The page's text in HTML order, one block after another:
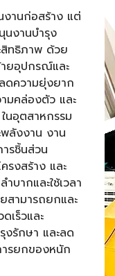
งานก่อสร้าง แต่
งานบำรุง
สิทธิภาพ ด้วย
ายอุปกรณ์และ
ดความยุ่งยาก
มคล่องตัว และ
นอุตสาหกรรม
ลังงาน งาน
รชิ้นส่วน
รงสร้าง และ
บากและใช้เวลา
สามารถยกและ
เร็วและ
งรักษา และลด
ารยกของหนัก